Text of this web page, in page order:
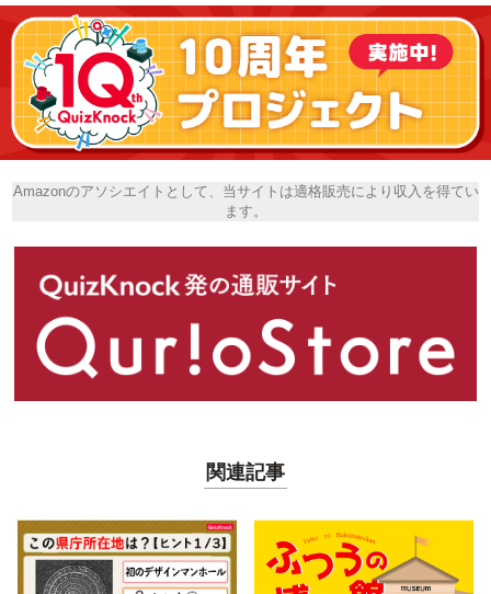
Amazonのアソシエイトとして、当サイトは適格販売により収入を得てい
ます。
関連記事